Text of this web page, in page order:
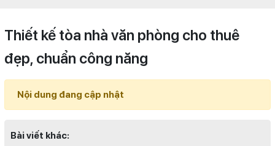
Thiết kế tòa nhà văn phòng cho thuê
đẹp, chuẩn công năng
Nội dung đang cập nhật
Bài viết khác: